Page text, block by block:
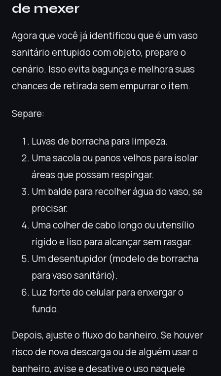
de mexer
Agora que você já identificou que é um vaso
sanitário entupido com objeto, prepare o
cenário. Isso evita bagunça e melhora suas
chances de retirada sem empurrar o item.
Separe:
Luvas de borracha para limpeza.
Uma sacola ou panos velhos para isolar
áreas que possam respingar.
Um balde para recolher água do vaso, se
precisar.
Uma colher de cabo longo ou utensílio
rígido e liso para alcançar sem rasgar.
Um desentupidor (modelo de borracha
para vaso sanitário).
Luz forte do celular para enxergar o
fundo.
Depois, ajuste o fluxo do banheiro. Se houver
risco de nova descarga ou de alguém usar o
banheiro, avise e desative o uso naquele